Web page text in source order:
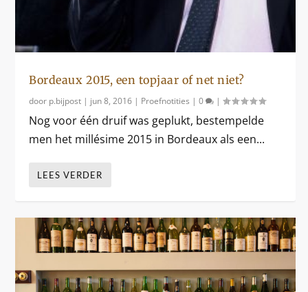
Bordeaux 2015, een topjaar of net niet?
door p.bijpost | jun 8, 2016 | Proefnotities |0 |
Nog voor één druif was geplukt, bestempelde
men het millésime 2015 in Bordeaux als een...
LEES VERDER